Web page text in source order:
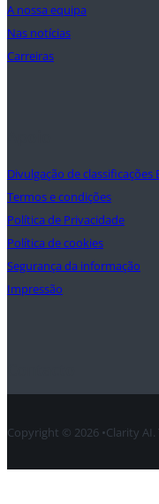
A nossa equipa
Nas notícias
Carreiras
Divulgação de classificações
Termos e condições
Política de Privacidade
Política de cookies
Segurança da informação
Impressão
Copyright © 2026 •Clarity